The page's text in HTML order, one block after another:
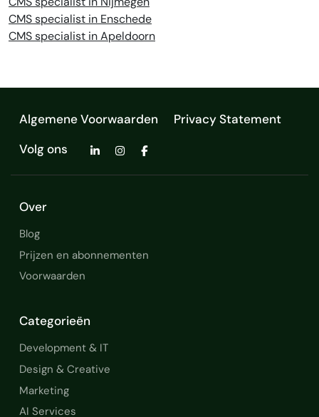
CMS specialist in Enschede
CMS specialist in Apeldoorn
Algemene Voorwaarden
Privacy Statement
Volg ons
Over
Blog
Prijzen en abonnementen
Voorwaarden
Categorieën
Development & IT
Design & Creative
Marketing
AI Services